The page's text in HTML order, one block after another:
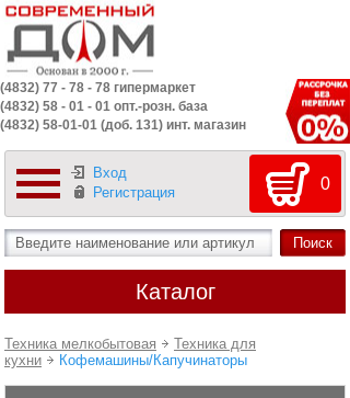
(4832) 77 - 78 - 78 гипермаркет
(4832) 58 - 01 - 01 опт.-розн. база
(4832) 58-01-01 (доб. 131) инт. магазин
Вход
Регистрация
0
Каталог
Техника мелкобытовая
Техника для
кухни
Кофемашины/Капучинаторы